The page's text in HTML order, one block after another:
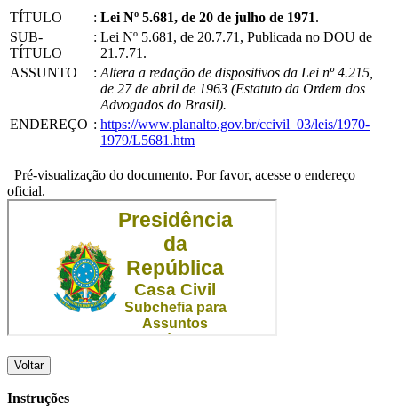
TÍTULO : Lei Nº 5.681, de 20 de julho de 1971.
SUB-
TÍTULO
: Lei Nº 5.681, de 20.7.71, Publicada no DOU de
21.7.71.
ASSUNTO
: Altera a redação de dispositivos da Lei nº 4.215,
de 27 de abril de 1963 (Estatuto da Ordem dos
Advogados do Brasil).
ENDEREÇO : https://www.planalto.gov.br/ccivil_03/leis/1970-
1979/L5681.htm
Pré-visualização do documento. Por favor, acesse o endereço
oficial.
Voltar
Instruções